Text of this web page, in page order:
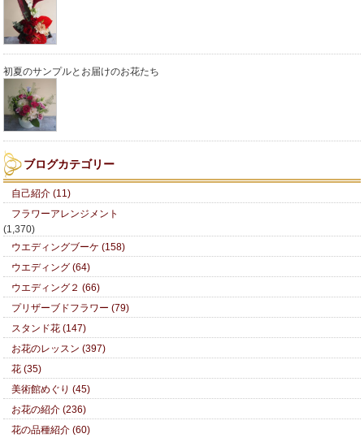
初夏のサンプルとお届けのお花たち
ブログカテゴリー
自己紹介 (11)
フラワーアレンジメント
(1,370)
ウエディングブーケ (158)
ウエディング (64)
ウエディング２ (66)
プリザーブドフラワー (79)
スタンド花 (147)
お花のレッスン (397)
花 (35)
美術館めぐり (45)
お花の紹介 (236)
花の品種紹介 (60)